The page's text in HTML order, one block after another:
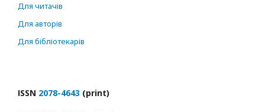
Для читачів
Для авторів
Для бібліотекарів
ІSSN 2078-4643 (print)